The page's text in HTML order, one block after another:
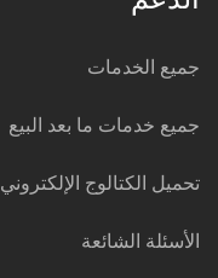
جميع الخدمات
جميع خدمات ما بعد البيع
تحميل الكتالوج الإلكتروني
الأسئلة الشائعة